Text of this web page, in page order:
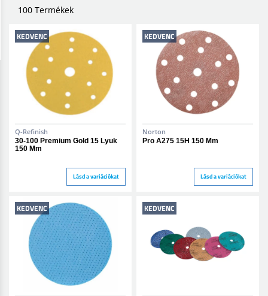
100 Termékek
KEDVENC
Q-Refinish
30-100 Premium Gold 15 Lyuk
150 Mm
Lásd a variációkat
KEDVENC
Norton
Pro A275 15H 150 Mm
Lásd a variációkat
KEDVENC KEDVENC